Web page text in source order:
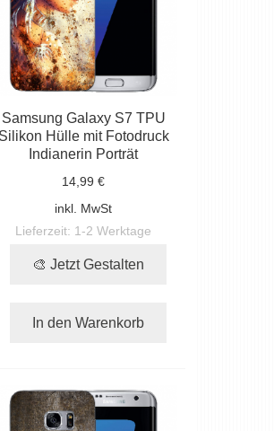
Samsung Galaxy S7 TPU
Silikon Hülle mit Fotodruck
Indianerin Porträt
14,99 €
inkl. MwSt
Lieferzeit: 1-2 Werktage
🎨 Jetzt Gestalten
In den Warenkorb